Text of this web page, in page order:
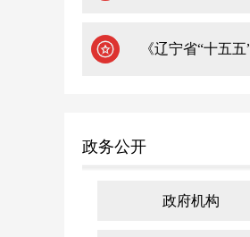
《辽宁省“十五
政务公开
政府机构